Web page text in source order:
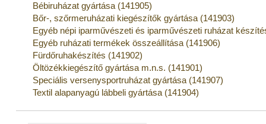
Bébiruházat gyártása (141905)
Bőr-, szőrmeruházati kiegészítők gyártása (141903)
Egyéb népi iparművészeti és iparművészeti ruházat
Egyéb ruházati termékek összeállítása (141906)
Fürdőruhakészítés (141902)
Öltözékkiegészítő gyártása m.n.s. (141901)
Speciális versenysportruházat gyártása (141907)
Textil alapanyagú lábbeli gyártása (141904)